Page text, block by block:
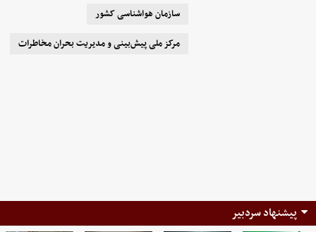
سازمان هواشناسی کشور
مرکز ملی پیش‌بینی و مدیریت بحران مخاطرات
پیشنهاد سردبیر